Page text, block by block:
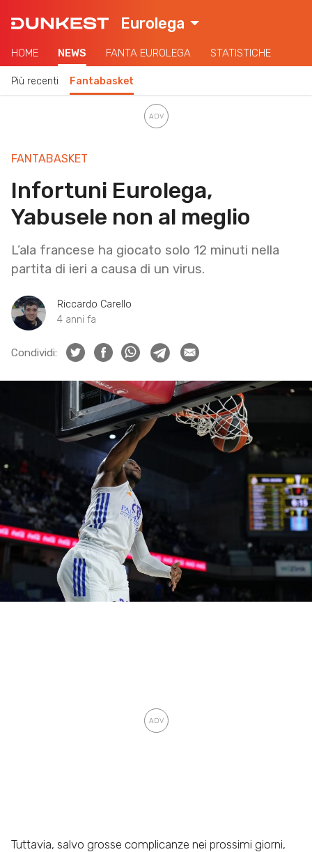
Eurolega
HOME NEWS FANTA EUROLEGA STATISTICHE
Più recenti Fantabasket
FANTABASKET
Infortuni Eurolega,
Yabusele non al meglio
L’ala francese ha giocato solo 12 minuti nella
partita di ieri a causa di un virus.
Riccardo Carello
4 anni fa
Condividi:
Tuttavia, salvo grosse complicanze nei prossimi giorni,